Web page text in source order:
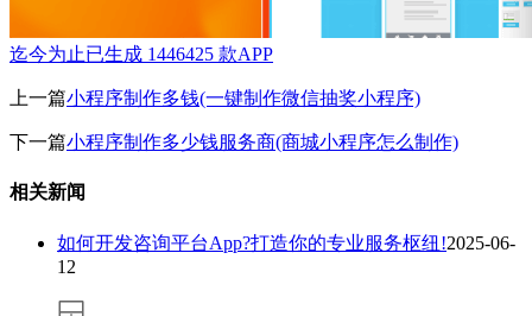
迄今为止已生成 1446425 款APP
上一篇小程序制作多钱(一键制作微信抽奖小程序)
下一篇小程序制作多少钱服务商(商城小程序怎么制作)
相关新闻
如何开发咨询平台App?打造你的专业服务枢纽!2025-06-
12